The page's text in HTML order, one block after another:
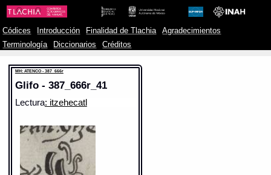
Códices Introducción Finalidad de Tlachia
Agradecimientos
Terminología
Diccionarios Créditos
MH: ATENCO - 387_666r
Glifo - 387_666r_41
Lectura: itzehecatl